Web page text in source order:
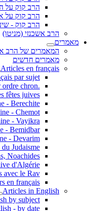
הרב קוק על
הרב קוק על
הרב קוק -
הרב אשכנזי (מניטו)
מאמרים
המאמרים של הרב
מאמרים חדשים
Articles en français
par sujet
.Articles en français - par ordre chron
fêtes juives
- Berechite
- Chemot
- Vayikra
- Bemidbar
- Devarim
Judaisme
Noachides
d'Algérie
avec le Rav
en français
Articles in English
by subject
- by date